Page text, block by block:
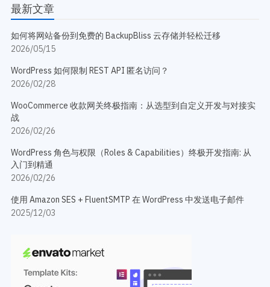
最新文章
如何将网站备份到免费的 BackupBliss 云存储并轻松迁移
2026/05/15
WordPress 如何限制 REST API 匿名访问？
2026/02/28
WooCommerce 收款网关终极指南：从选型到自定义开发与对接实
战
2026/02/26
WordPress 角色与权限（Roles & Capabilities）终极开发指南: 从
入门到精通
2026/02/26
使用 Amazon SES + FluentSMTP 在 WordPress 中发送电子邮件
2025/12/03